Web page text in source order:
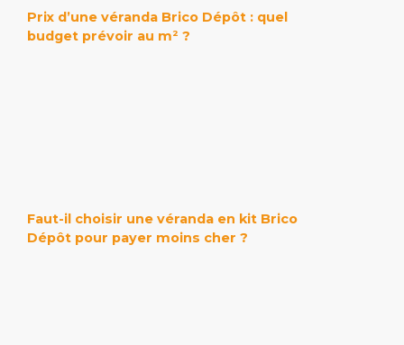
Prix d’une véranda Brico Dépôt : quel
budget prévoir au m² ?
Faut-il choisir une véranda en kit Brico
Dépôt pour payer moins cher ?